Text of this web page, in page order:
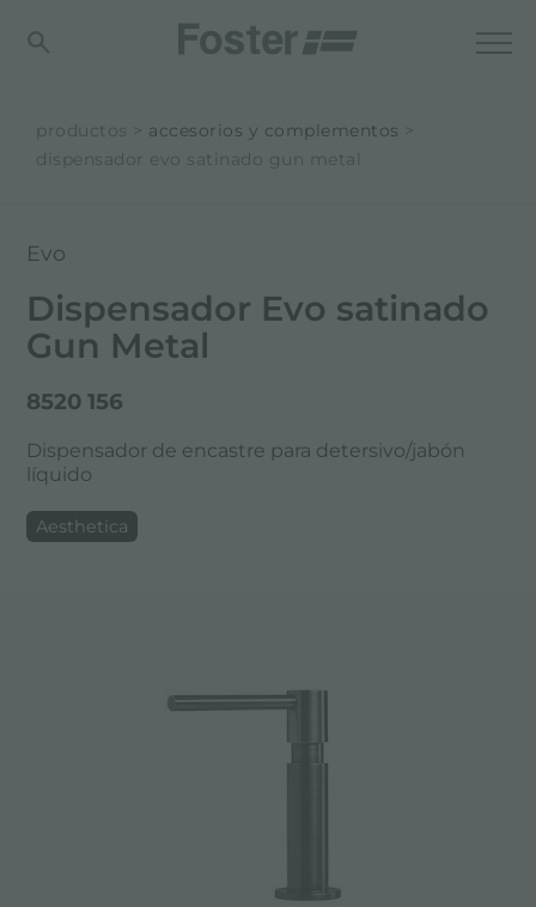
productos
accesorios y complementos
dispensador evo satinado gun metal
Evo
Dispensador Evo satinado
Gun Metal
8520 156
Dispensador de encastre para detersivo/jabón
líquido
Aesthetica